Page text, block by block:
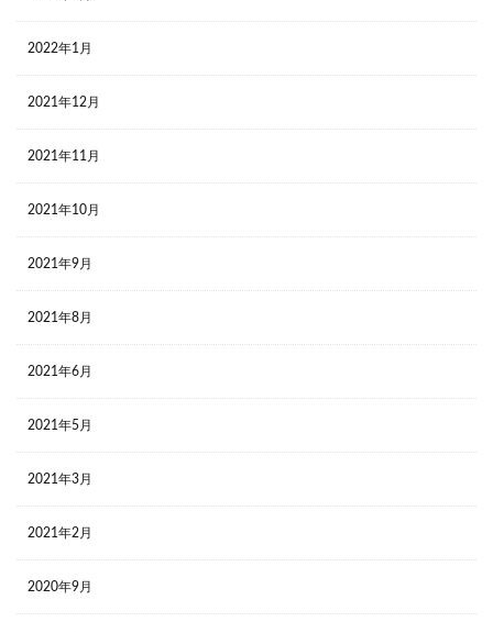
2022年1月
2021年12月
2021年11月
2021年10月
2021年9月
2021年8月
2021年6月
2021年5月
2021年3月
2021年2月
2020年9月